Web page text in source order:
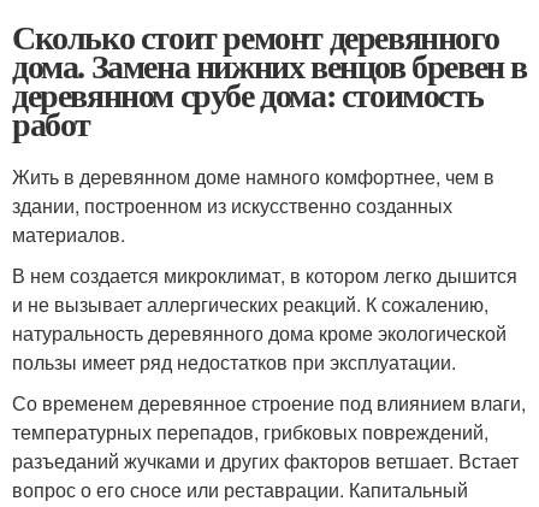
Сколько стоит ремонт деревянного
дома. Замена нижних венцов бревен в
деревянном срубе дома: стоимость
работ
Жить в деревянном доме намного комфортнее, чем в
здании, построенном из искусственно созданных
материалов.
В нем создается микроклимат, в котором легко дышится
и не вызывает аллергических реакций. К сожалению,
натуральность деревянного дома кроме экологической
пользы имеет ряд недостатков при эксплуатации.
Со временем деревянное строение под влиянием влаги,
температурных перепадов, грибковых повреждений,
разъеданий жучками и других факторов ветшает. Встает
вопрос о его сносе или реставрации. Капитальный